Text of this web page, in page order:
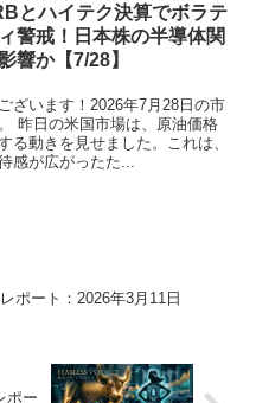
とハイテク決算でボラテ
警戒！日本株の半導体関
響か【7/28】
ざいます！2026年7月28日の市
昨日の米国市場は、原油価格
る動きを見せました。これは、
感が広がったた...
ポート：2026年3月11日
ポー